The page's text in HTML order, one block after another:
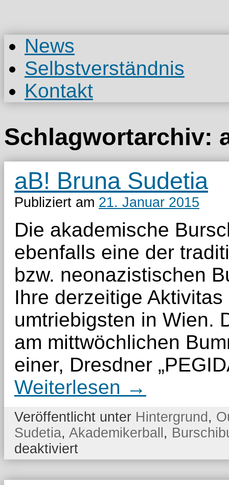
News
Selbstverständnis
Kontakt
Schlagwortarchiv:
aB! Bruna Sudetia
Publiziert am 21. Januar 2015
Die akademische
ebenfalls eine der
bzw. neonazistischen
Ihre derzeitige
umtriebigsten in Wien.
am mittwöchlichen
einer, Dresdner
Weiterlesen →
Veröffentlicht unter Hintergrund ,
Sudetia, Akademikerball ,
deaktiviert